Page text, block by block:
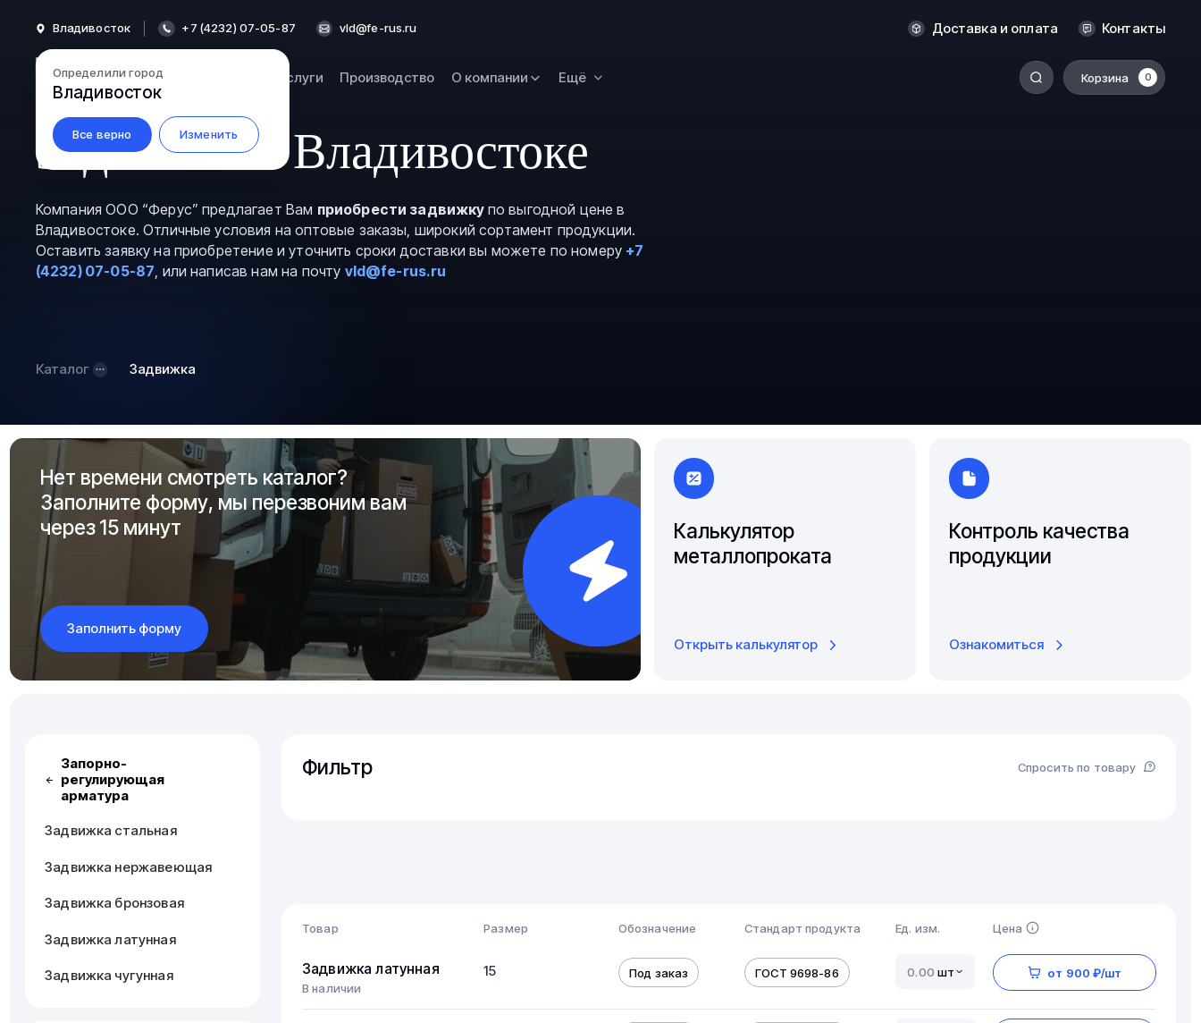
Владивосток
Определили город
Владивосток
Все верно Изменить
+7 (4232) 07-05-87 vld@fe-rus.ru Доставка и оплата Контакты
Каталог Услуги Производство О компании Ещё Корзина 0
Оренбург
Ростов-на-Дону
Якутск
Ярославль
Задвижки в Владивостоке
Компания ООО “Ферус” предлагает Вам приобрести задвижку по выгодной цене в
Владивостоке. Отличные условия на оптовые заказы, широкий сортамент продукции.
Оставить заявку на приобретение и уточнить сроки доставки вы можете по номеру +7
(4232) 07-05-87, или написав нам на почту vld@fe-rus.ru
Каталог Задвижка
Нет времени смотреть каталог?
Заполните форму, мы перезвоним вам
через 15 минут
Заполнить форму
Калькулятор
металлопроката
Открыть калькулятор
Контроль качества
продукции
Ознакомиться
Запорно-
регулирующая
арматура
Задвижка стальная
Задвижка нержавеющая
Задвижка бронзовая
Задвижка латунная
Задвижка чугунная
Фильтр Спросить по товару
Товар Размер Обозначение Стандарт продукта Ед. изм. Цена
Задвижка латунная
В наличии
15 Под заказ ГОСТ 9698-86 шт от 900 ₽/шт